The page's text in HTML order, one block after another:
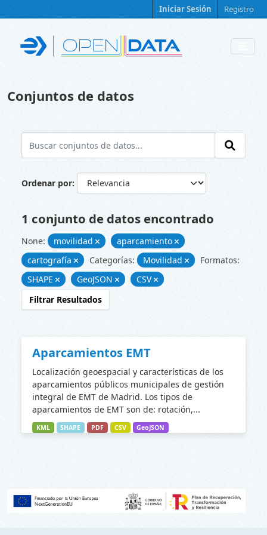
Iniciar Sesión Registro
Conjuntos de datos
Ordenar por
1 conjunto de datos encontrado
None: movilidad
aparcamiento
cartografía
Categorías: Movilidad
Formatos:
SHAPE
GeoJSON
CSV
Filtrar Resultados
Aparcamientos EMT
Localización geoespacial y características de los
aparcamientos públicos municipales de gestión
integral de EMT de Madrid. Los tipos de
aparcamientos de EMT son de: rotación,...
KML SHAPE PDF CSV GeoJSON